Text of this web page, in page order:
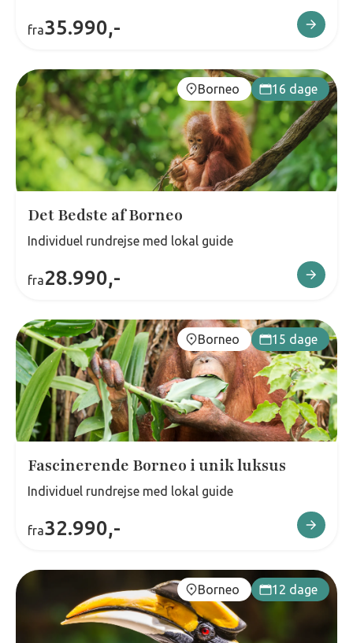
fra35.990,-
Borneo 16 dage
Det Bedste af Borneo
Individuel rundrejse med lokal guide
fra28.990,-
Borneo 15 dage
Fascinerende Borneo i unik luksus
Individuel rundrejse med lokal guide
fra32.990,-
Borneo 12 dage